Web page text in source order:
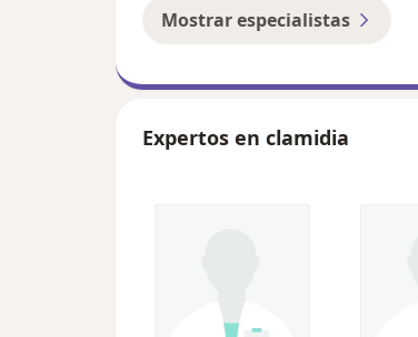
Mostrar especialistas
Expertos en clamidia